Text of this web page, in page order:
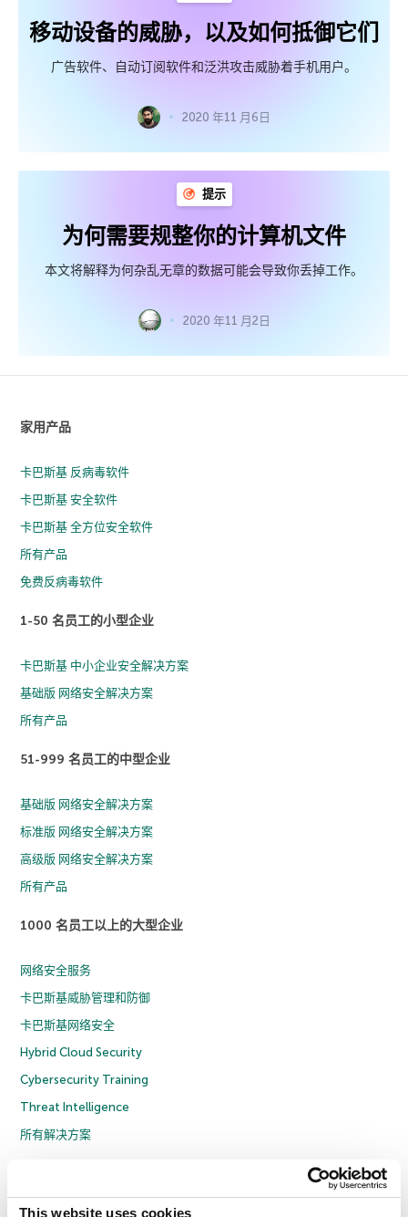
This website uses cookies
移动设备的威胁，以及如何抵御它们
广告软件、自动订阅软件和泛洪攻击威胁着手机用户。
2020 年11 月6日
提示
为何需要规整你的计算机文件
本文将解释为何杂乱无章的数据可能会导致你丢掉工作。
2020 年11 月2日
家用产品
卡巴斯基 反病毒软件
卡巴斯基 安全软件
卡巴斯基 全方位安全软件
所有产品
免费反病毒软件
1-50 名员工的小型企业
卡巴斯基 中小企业安全解决方案
基础版 网络安全解决方案
所有产品
51-999 名员工的中型企业
基础版 网络安全解决方案
标准版 网络安全解决方案
高级版 网络安全解决方案
所有产品
1000 名员工以上的大型企业
网络安全服务
卡巴斯基威胁管理和防御
卡巴斯基网络安全
Hybrid Cloud Security
Cybersecurity Training
Threat Intelligence
所有解决方案
隐私策略
反腐败政策
许可协议 B2B